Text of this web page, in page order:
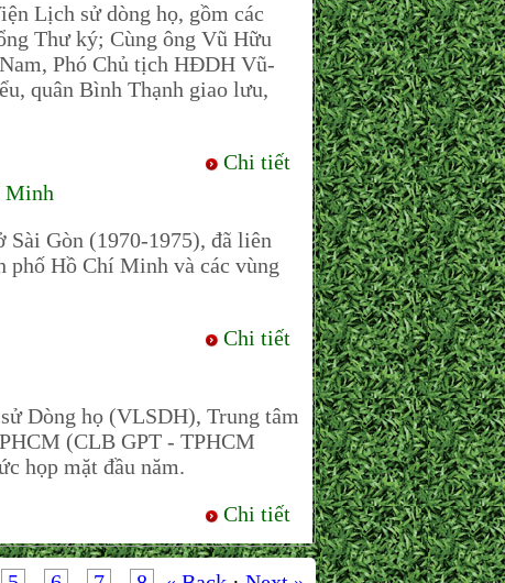
Lịch sử dòng họ, gồm các
Thư ký; Cùng ông Vũ Hữu
Phó Chủ tịch HĐDH Vũ-
quân Bình Thạnh giao lưu,
Chi tiết
Minh
Gòn (1970-1975), đã liên
phố Hồ Chí Minh và các vùng
Chi tiết
Dòng họ (VLSDH), Trung tâm
(CLB GPT - TPHCM
họp mặt đầu năm.
Chi tiết